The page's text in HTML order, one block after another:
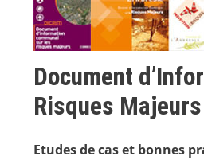
Document
Risques
Etudes de cas et bonnes